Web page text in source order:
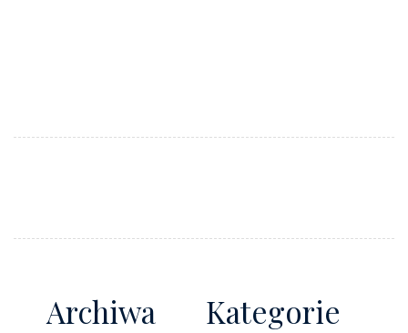
Archiwa Kategorie